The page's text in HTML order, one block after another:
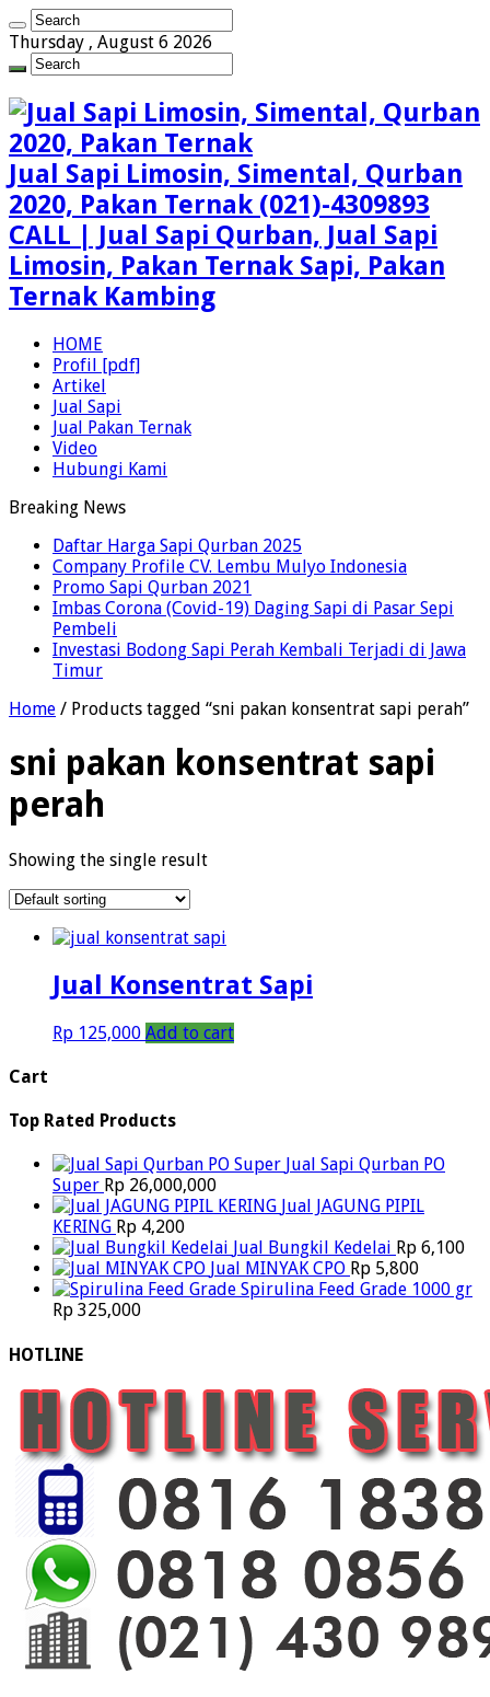
Thursday , August 6 2026
Jual Sapi Limosin, Simental, Qurban
2020, Pakan Ternak (021)-4309893
CALL | Jual Sapi Qurban, Jual Sapi
Limosin, Pakan Ternak Sapi, Pakan
Ternak Kambing
HOME
Profil [pdf]
Artikel
Jual Sapi
Jual Pakan Ternak
Video
Hubungi Kami
Breaking News
Daftar Harga Sapi Qurban 2025
Company Profile CV. Lembu Mulyo Indonesia
Promo Sapi Qurban 2021
Imbas Corona (Covid-19) Daging Sapi di Pasar Sepi
Pembeli
Investasi Bodong Sapi Perah Kembali Terjadi di Jawa
Timur
Home / Products tagged “sni pakan konsentrat sapi perah”
sni pakan konsentrat sapi
perah
Showing the single result
Jual Konsentrat Sapi
Rp 125,000 Add to cart
Cart
Top Rated Products
Jual Sapi Qurban PO
Super Rp 26,000,000
Jual JAGUNG PIPIL
KERING Rp 4,200
Jual Bungkil Kedelai Rp 6,100
Jual MINYAK CPO Rp 5,800
Spirulina Feed Grade 1000 gr
Rp 325,000
HOTLINE